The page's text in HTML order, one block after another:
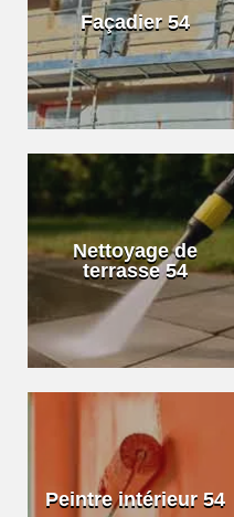
Façadier 54
Nettoyage de
terrasse 54
Peintre intérieur 54